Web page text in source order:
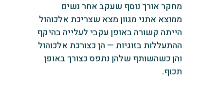
מחקר אורך נוסף שעקב אחר נשים
ממוצא אתני מגוון מצא שצריכת אלכוהול
הייתה קשורה באופן עקבי לעלייה בהיקף
ההתעללות בזוגיות — הן כצורכת אלכוהול
והן כשהשותף שלהן נתפס כצורך באופן
תכוף.